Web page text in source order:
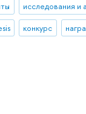
исследования и
конкурс